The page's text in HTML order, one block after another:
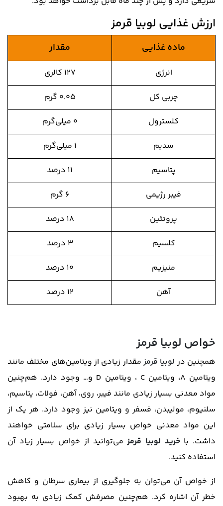
ارزش غذایی لوبیا قرمز
ماده غذایی مقدار
انرژی
۱۲۷ کالری
چربی کل
۰.۰۵ گرم
کلسترول
۰ میلی‌گرم
سدیم
۱ میلی‌گرم
پتاسیم
۱۱ درصد
فیبر رژیمی
۶ گرم
پروتئین
۱۸ درصد
کلسیم
۳ درصد
منیزیم
۱۰ درصد
آهن
۱۲ درصد
خواص لوبیا قرمز
همچنین در لوبیا قرمزمقدار زیادی از ویتامین‌های مختلف مانند
ویتامین A، ویتامین C ، ویتامین D و… وجود دارد. هم‌چنین
مواد معدنی بسیار زیادی مانند فیبر، روی، آهن، فولات، پتاسیم،
سلنیوم، مولیبدن، فسفر و ویتامین نیز وجود دارد. هر یک از
این مواد معدنی خواص بسیار زیادی برای سلامتی خواهند
داشت. باخرید لوبیا قرمزمی‌توانید از خواص بسیار زیاد آن
استفاده کنید.
از خواص آن می‌توان به جلوگیری از بیماری سرطان و کاهش
خطر آن اشاره کرد. هم‌چنین مصرفش کمک زیادی به بهبود